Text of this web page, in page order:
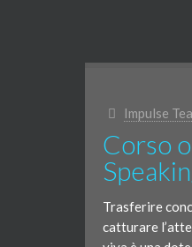
Impulse
Corso
Trasferire
catturare